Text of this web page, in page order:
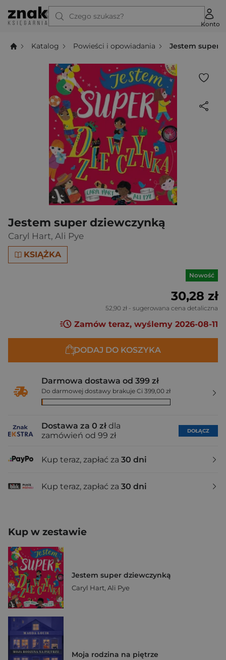
Czego szukasz?
Konto
Katalog Powieści i opowiadania Jestem super
Jestem super dziewczynką
Caryl Hart, Ali Pye
KSIĄŻKA
Nowość
30,28 zł
52,90 zł - sugerowana cena detaliczna
Zamów teraz, wyślemy 2026-08-11
DODAJ DO KOSZYKA
Darmowa dostawa od 399 zł
Do darmowej dostawy brakuje Ci 399,00 zł
Dostawa za 0 zł dla
zamówień od 99 zł
DOŁĄCZ
Kup teraz, zapłać za 30 dni
Kup teraz, zapłać za 30 dni
Kup w zestawie
Jestem super dziewczynką
Caryl Hart, Ali Pye
Moja rodzina na piętrze